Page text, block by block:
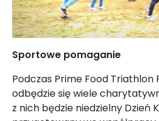
Sportowe pomaganie
Podczas Prime Food Triathlon
odbędzie się wiele
z nich będzie niedzielny Dzień